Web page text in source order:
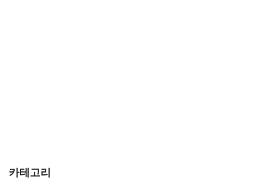
카테고리